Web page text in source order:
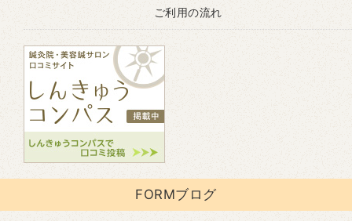
ご利用の流れ
FORMブログ